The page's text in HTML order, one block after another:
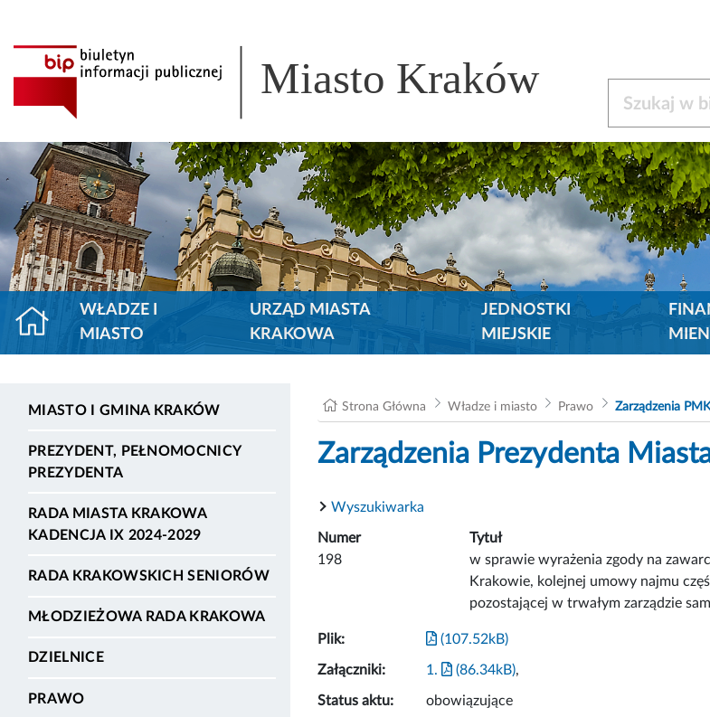
Miasto Kraków
WŁADZE I
MIASTO
URZĄD MIASTA
KRAKOWA
JEDNOSTKI
MIEJSKIE
MIASTO I GMINA KRAKÓW
PREZYDENT, PEŁNOMOCNICY
PREZYDENTA
RADA MIASTA KRAKOWA
KADENCJA IX 2024-2029
RADA KRAKOWSKICH SENIORÓW
MŁODZIEŻOWA RADA KRAKOWA
DZIELNICE
PRAWO
Strona Główna Władze i miasto Prawo Zarządzenia PMK
Zarządzenia Prezydenta
Wyszukiwarka
Numer Tytuł
198
w sprawie wyrażenia zgody na
Krakowie, kolejnej umowy najmu
pozostającej w trwałym zarządzie
Plik: (107.52kB)
Załączniki: 1. (86.34kB),
Status aktu: obowiązujące